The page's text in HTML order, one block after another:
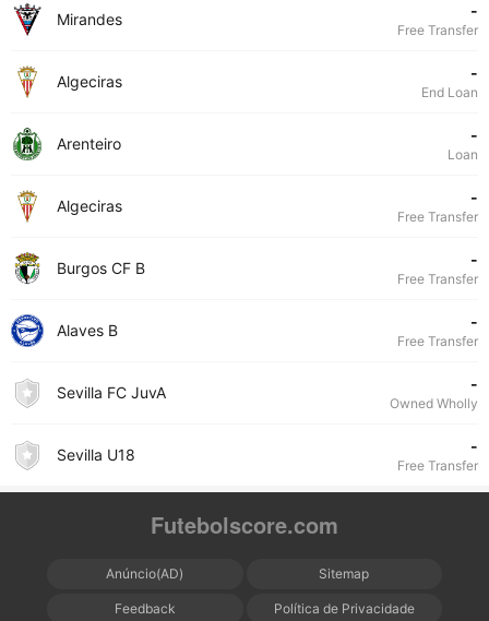
Mirandes -
Free Transfer
Algeciras -
End Loan
Arenteiro -
Loan
Algeciras -
Free Transfer
Burgos CF B -
Free Transfer
Alaves B -
Free Transfer
Sevilla FC JuvA -
Owned Wholly
Sevilla U18 -
Free Transfer
Futebolscore.com
Anúncio(AD) Sitemap
Feedback Política de Privacidade